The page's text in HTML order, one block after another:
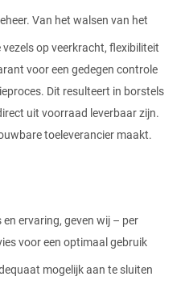
Van het walsen van het
op veerkracht, flexibiliteit
voor een gedegen controle
Dit resulteert in borstels
uit voorraad leverbaar zijn.
toeleverancier maakt.
ervaring, geven wij – per
voor een optimaal gebruik
mogelijk aan te sluiten